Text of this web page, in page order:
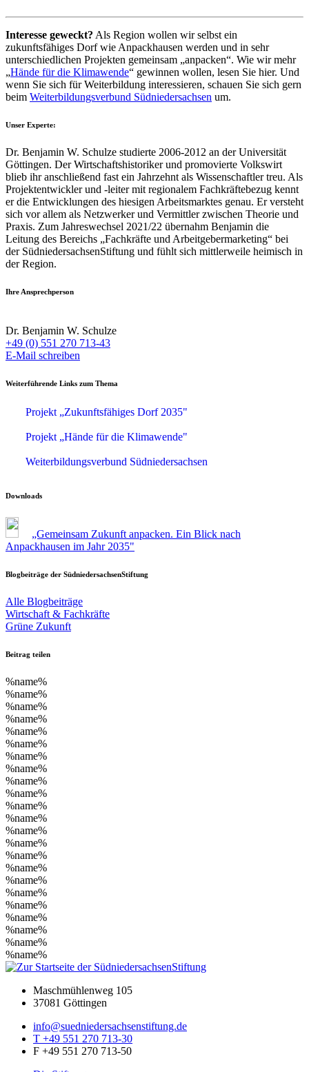
Interesse geweckt? Als Region wollen wir selbst ein
zukunftsfähiges Dorf wie Anpackhausen werden und in sehr
unterschiedlichen Projekten gemeinsam „anpacken“. Wie wir mehr
„Hände für die Klimawende“ gewinnen wollen, lesen Sie hier. Und
wenn Sie sich für Weiterbildung interessieren, schauen Sie sich gern
beim Weiterbildungsverbund Südniedersachsen um.
Unser Experte:
Dr. Benjamin W. Schulze studierte 2006-2012 an der Universität
Göttingen. Der Wirtschaftshistoriker und promovierte Volkswirt
blieb ihr anschließend fast ein Jahrzehnt als Wissenschaftler treu. Als
Projektentwickler und -leiter mit regionalem Fachkräftebezug kennt
er die Entwicklungen des hiesigen Arbeitsmarktes genau. Er versteht
sich vor allem als Netzwerker und Vermittler zwischen Theorie und
Praxis. Zum Jahreswechsel 2021/22 übernahm Benjamin die
Leitung des Bereichs „Fachkräfte und Arbeitgebermarketing“ bei
der SüdniedersachsenStiftung und fühlt sich mittlerweile heimisch in
der Region.
Ihre Ansprechperson
Dr. Benjamin W. Schulze
+49 (0) 551 270 713-43
E-Mail schreiben
Weiterführende Links zum Thema
Projekt „Zukunftsfähiges Dorf 2035"
Projekt „Hände für die Klimawende"
Weiterbildungsverbund Südniedersachsen
Downloads
„Gemeinsam Zukunft anpacken. Ein Blick nach
Anpackhausen im Jahr 2035"
Blogbeiträge der SüdniedersachsenStiftung
Alle Blogbeiträge
Wirtschaft & Fachkräfte
Grüne Zukunft
Beitrag teilen
%name%
%name%
%name%
%name%
%name%
%name%
%name%
%name%
%name%
%name%
%name%
%name%
%name%
%name%
%name%
%name%
%name%
%name%
%name%
%name%
%name%
%name%
%name%
Maschmühlenweg 105
37081 Göttingen
info@suedniedersachsenstiftung.de
T +49 551 270 713-30
F +49 551 270 713-50